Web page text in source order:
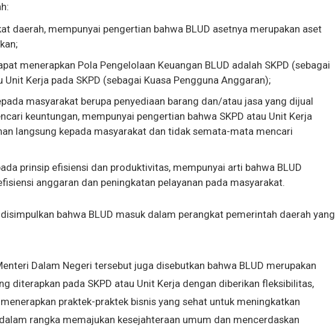
daerah, mempunyai pengertian bahwa BLUD asetnya merupakan aset
menerapkan Pola Pengelolaan Keuangan BLUD adalah SKPD (sebagai
Kerja pada SKPD (sebagai Kuasa Pengguna Anggaran);
masyarakat berupa penyediaan barang dan/atau jasa yang dijual
keuntungan, mempunyai pengertian bahwa SKPD atau Unit Kerja
langsung kepada masyarakat dan tidak semata-mata mencari
prinsip efisiensi dan produktivitas, mempunyai arti bahwa BLUD
anggaran dan peningkatan pelayanan pada masyarakat.
bahwa BLUD masuk dalam perangkat pemerintah daerah yang
Dalam Negeri tersebut juga disebutkan bahwa BLUD merupakan
diterapkan pada SKPD atau Unit Kerja dengan diberikan fleksibilitas,
praktek-praktek bisnis yang sehat untuk meningkatkan
rangka memajukan kesejahteraan umum dan mencerdaskan